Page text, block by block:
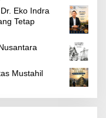
Eko Indra
Tetap
Mustahil